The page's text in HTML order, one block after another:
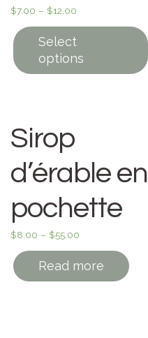
$7.00 – $12.00
Select
options
Sirop
d’érable en
pochette
$8.00 – $55.00
Read more